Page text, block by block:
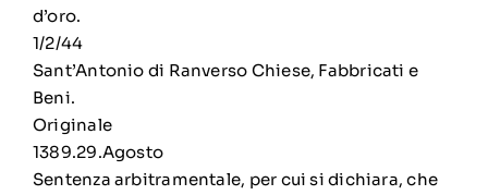
d’oro.
1/2/44
Sant’Antonio di Ranverso Chiese, Fabbricati e
Beni.
Originale
1389.29.Agosto
Sentenza arbitramentale, per cui si dichiara, che